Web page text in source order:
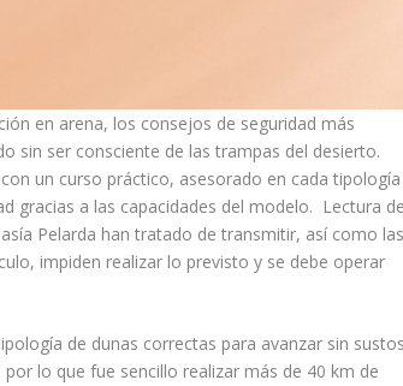
en arena, los consejos de seguridad más
sin ser consciente de las trampas del desierto.
un curso práctico, asesorado en cada tipología
gracias a las capacidades del modelo. Lectura
Pelarda han tratado de transmitir, así como
impiden realizar lo previsto y se debe operar
de dunas correctas para avanzar sin
lo que fue sencillo realizar más de 40 km de